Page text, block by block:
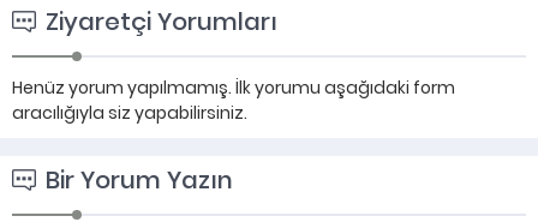
Ziyaretçi Yorumları
Henüz yorum yapılmamış. İlk yorumu aşağıdaki form
aracılığıyla siz yapabilirsiniz.
Bir Yorum Yazın